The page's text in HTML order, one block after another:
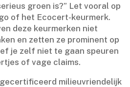
groen is?” Let vooral op
of het Ecocert-keurmerk.​
deze keurmerken niet
en zetten ze prominent op
je zelf niet te gaan speuren
of vage claims.​
milieuvriendelijk